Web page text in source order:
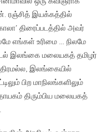
ரஞ்சித் இயக்கத்தில்
திரைப்படத்தில் அவர்
எங்கள் உரிமை … நிலமே
இலங்கை மலையகத் தமிழர்
இலங்கையில்
பிற மாநிலங்களிலும்
திரும்பிய மலையகத்